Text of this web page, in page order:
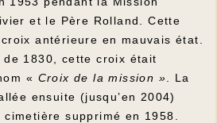
et le Père Rolland. Cette
antérieure en mauvais état.
1830, cette croix était
« Croix de la mission » . La
ensuite (jusqu’en 2004)
supprimé en 1958.